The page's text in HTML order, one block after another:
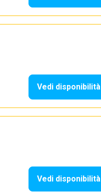
Vedi disponibilità
Vedi disponibilità